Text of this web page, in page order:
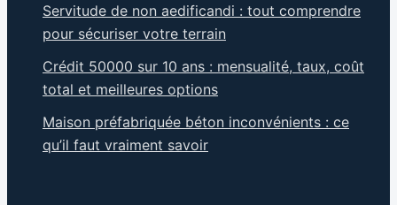
Servitude de non aedificandi : tout comprendre
pour sécuriser votre terrain
Crédit 50000 sur 10 ans : mensualité, taux, coût
total et meilleures options
Maison préfabriquée béton inconvénients : ce
qu’il faut vraiment savoir